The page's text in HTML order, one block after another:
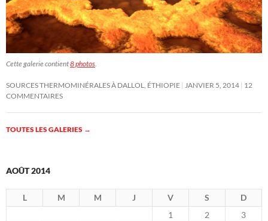
Cette galerie contient8 photos.
SOURCES THERMOMINÉRALES À DALLOL, ÉTHIOPIE JANVIER 5, 2014 12
COMMENTAIRES
TOUTES LES GALERIES →
AOÛT 2014
L M M J V S
D
1
2
3